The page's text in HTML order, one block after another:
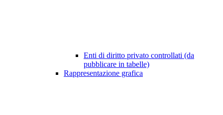
Enti di diritto privato controllati (da
pubblicare in tabelle)
Rappresentazione grafica